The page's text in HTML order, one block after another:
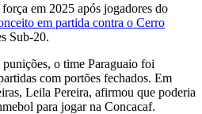
em 2025 após jogadores do
em partida contra o Cerro
Sub-20.
o time Paraguaio foi
com portões fechados. Em
Leila Pereira, afirmou que poderia
para jogar na Concacaf.